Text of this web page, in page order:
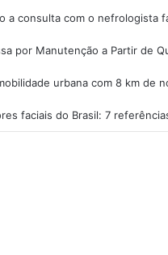
a consulta com o nefrologista
por Manutenção a Partir de
urbana com 8 km de
faciais do Brasil: 7